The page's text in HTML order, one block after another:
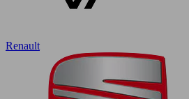
Renault